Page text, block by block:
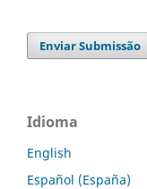
Enviar Submissão
Idioma
English
Español (España)